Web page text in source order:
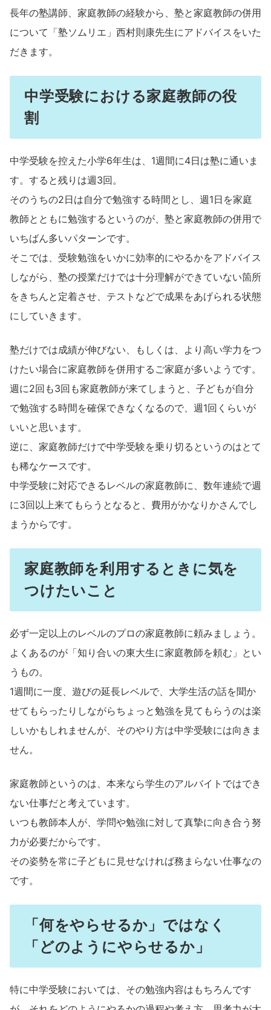
長年の塾講師、家庭教師の経験から、塾と家庭教師の併用
について「塾ソムリエ」西村則康先生にアドバイスをいた
だきます。
中学受験における家庭教師の役
割
中学受験を控えた小学6年生は、1週間に4日は塾に通いま
す。すると残りは週3回。
そのうちの2日は自分で勉強する時間とし、週1日を家庭
教師とともに勉強するというのが、塾と家庭教師の併用で
いちばん多いパターンです。
そこでは、受験勉強をいかに効率的にやるかをアドバイス
しながら、塾の授業だけでは十分理解ができていない箇所
をきちんと定着させ、テストなどで成果をあげられる状態
にしていきます。
塾だけでは成績が伸びない、もしくは、より高い学力をつ
けたい場合に家庭教師を併用するご家庭が多いようです。
週に2回も3回も家庭教師が来てしまうと、子どもが自分
で勉強する時間を確保できなくなるので、週1回くらいが
いいと思います。
逆に、家庭教師だけで中学受験を乗り切るというのはとて
も稀なケースです。
中学受験に対応できるレベルの家庭教師に、数年連続で週
に3回以上来てもらうとなると、費用がかなりかさんでし
まうからです。
家庭教師を利用するときに気を
つけたいこと
必ず一定以上のレベルのプロの家庭教師に頼みましょう。
よくあるのが「知り合いの東大生に家庭教師を頼む」とい
うもの。
1週間に一度、遊びの延長レベルで、大学生活の話を聞か
せてもらったりしながらちょっと勉強を見てもらうのは楽
しいかもしれませんが、そのやり方は中学受験には向きま
せん。
家庭教師というのは、本来なら学生のアルバイトではでき
ない仕事だと考えています。
いつも教師本人が、学問や勉強に対して真摯に向き合う努
力が必要だからです。
その姿勢を常に子どもに見せなければ務まらない仕事なの
です。
「何をやらせるか」ではなく
「どのようにやらせるか」
特に中学受験においては、その勉強内容はもちろんです